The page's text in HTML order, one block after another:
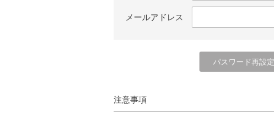
メールアドレス
注意事項